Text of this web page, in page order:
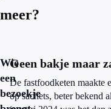
meer?
Wie
een
bezoekje
Geen bakje maar
De fastfoodketen maakte
op sachets, beter bekend